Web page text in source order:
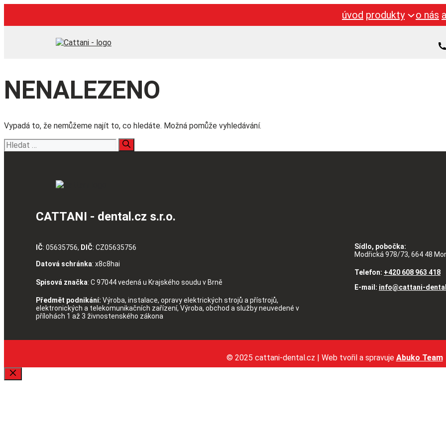
obsah
úvod produkty o nás
NENALEZENO
Vypadá to, že nemůžeme najít to, co hledáte. Možná pomůže vyhledávání.
Hledat:
CATTANI - dental.cz s.r.o.
IČ: 05635756, DIČ: CZ05635756
Datová schránka: x8c8hai
Spisová značka: C 97044 vedená u Krajského soudu v Brně
Předmět podnikání: Výroba, instalace, opravy elektrických strojů a přístrojů,
elektronických a telekomunikačních zařízení, Výroba, obchod a služby neuvedené v
přílohách 1 až 3 živnostenského zákona
Sídlo, pobočka:
Modřická 978/73, 664 48
Telefon: +420 608 963 418
E-mail: info@cattani-
© 2025 cattani-dental.cz | Web tvořil a spravuje Abuko Team
Zavřít